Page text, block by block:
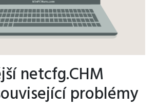
netcfg.CHM
problémy